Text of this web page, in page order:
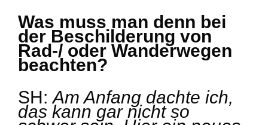
Was muss man denn bei
der Beschilderung von
Rad-/ oder Wanderwegen
beachten?
SH:Am Anfang dachte ich,
das kann gar nicht so